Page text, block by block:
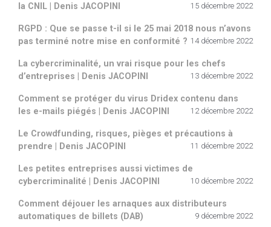
la CNIL | Denis JACOPINI
15 décembre 2022
RGPD : Que se passe t-il si le 25 mai 2018 nous n’avons
pas terminé notre mise en conformité ? 14 décembre 2022
La cybercriminalité, un vrai risque pour les chefs
d’entreprises | Denis JACOPINI
13 décembre 2022
Comment se protéger du virus Dridex contenu dans
les e-mails piégés | Denis JACOPINI
12 décembre 2022
Le Crowdfunding, risques, pièges et précautions à
prendre | Denis JACOPINI
11 décembre 2022
Les petites entreprises aussi victimes de
cybercriminalité | Denis JACOPINI
10 décembre 2022
Comment déjouer les arnaques aux distributeurs
automatiques de billets (DAB)
9 décembre 2022